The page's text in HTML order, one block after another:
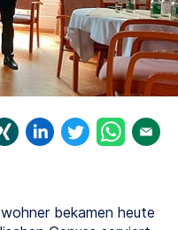
bekamen heute